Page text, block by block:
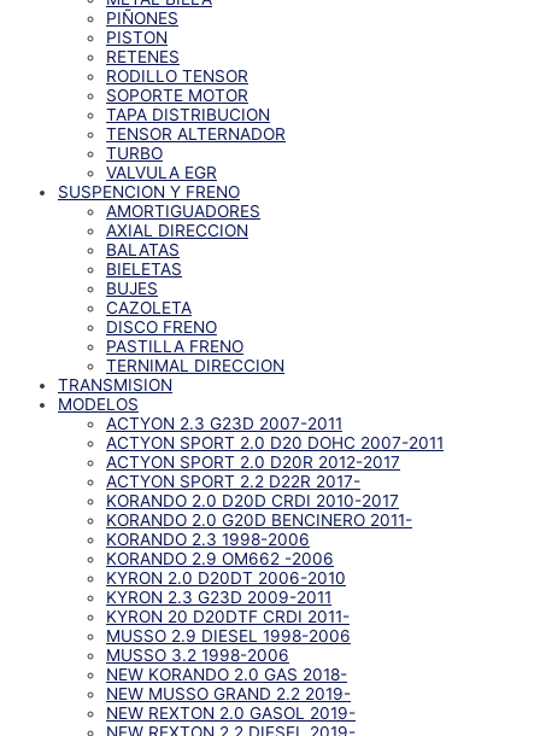
PIÑONES
PISTON
RETENES
RODILLO TENSOR
SOPORTE MOTOR
TAPA DISTRIBUCION
TENSOR ALTERNADOR
TURBO
VALVULA EGR
SUSPENCION Y FRENO
AMORTIGUADORES
AXIAL DIRECCION
BALATAS
BIELETAS
BUJES
CAZOLETA
DISCO FRENO
PASTILLA FRENO
TERNIMAL DIRECCION
TRANSMISION
MODELOS
ACTYON 2.3 G23D 2007-2011
ACTYON SPORT 2.0 D20 DOHC 2007-2011
ACTYON SPORT 2.0 D20R 2012-2017
ACTYON SPORT 2.2 D22R 2017-
KORANDO 2.0 D20D CRDI 2010-2017
KORANDO 2.0 G20D BENCINERO 2011-
KORANDO 2.3 1998-2006
KORANDO 2.9 OM662 -2006
KYRON 2.0 D20DT 2006-2010
KYRON 2.3 G23D 2009-2011
KYRON 20 D20DTF CRDI 2011-
MUSSO 2.9 DIESEL 1998-2006
MUSSO 3.2 1998-2006
NEW KORANDO 2.0 GAS 2018-
NEW MUSSO GRAND 2.2 2019-
NEW REXTON 2.0 GASOL 2019-
NEW REXTON 2.2 DIESEL 2019-